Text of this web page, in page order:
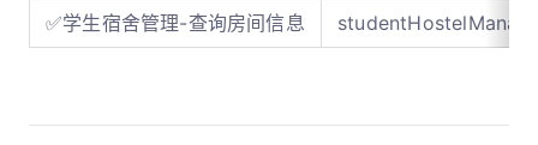
✅学生宿舍管理-查询房间信息